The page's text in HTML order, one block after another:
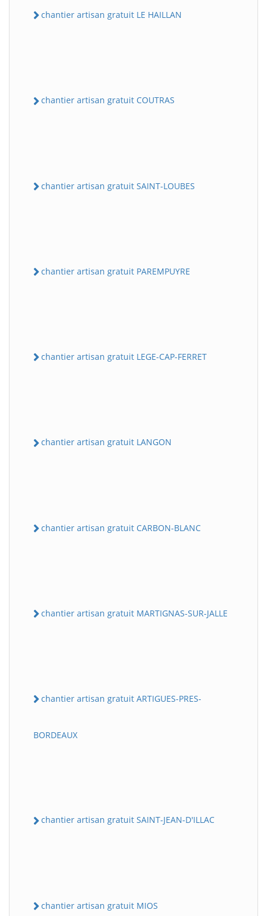
chantier artisan gratuit LE HAILLAN
chantier artisan gratuit COUTRAS
chantier artisan gratuit SAINT-LOUBES
chantier artisan gratuit PAREMPUYRE
chantier artisan gratuit LEGE-CAP-FERRET
chantier artisan gratuit LANGON
chantier artisan gratuit CARBON-BLANC
chantier artisan gratuit MARTIGNAS-SUR-JALLE
chantier artisan gratuit ARTIGUES-PRES-
BORDEAUX
chantier artisan gratuit SAINT-JEAN-D'ILLAC
chantier artisan gratuit MIOS